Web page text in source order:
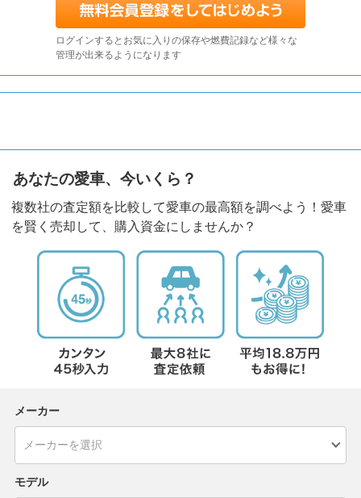
ログインするとお気に入りの保存や燃費記録など様々な
管理が出来るようになります
あなたの愛車、今いくら？
複数社の査定額を比較して愛車の最高額を調べよう！愛車
を賢く売却して、購入資金にしませんか？
メーカー
モデル